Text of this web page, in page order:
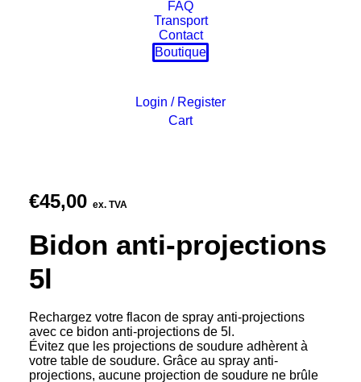
FAQ
Transport
Contact
Boutique
Login / Register
Cart
€45,00 ex. TVA
Bidon anti-projections
5l
Rechargez votre flacon de spray anti-projections
avec ce bidon anti-projections de 5l.
Évitez que les projections de soudure adhèrent à
votre table de soudure. Grâce au spray anti-
projections, aucune projection de soudure ne brûle